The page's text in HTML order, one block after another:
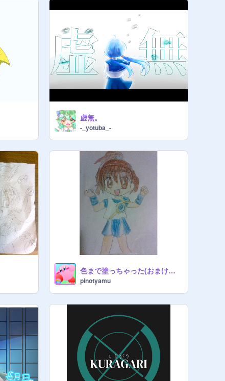
虚無。
-_yotuba_-
色まで塗っちゃった(おまけ付き)
pinotyamu